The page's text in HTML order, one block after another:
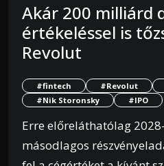
Akár 200 milliárd
értékeléssel is
Revolut
#fintech #Revolut
#Nik Storonsky
#IPO
Erre előreláthatólag
másodlagos